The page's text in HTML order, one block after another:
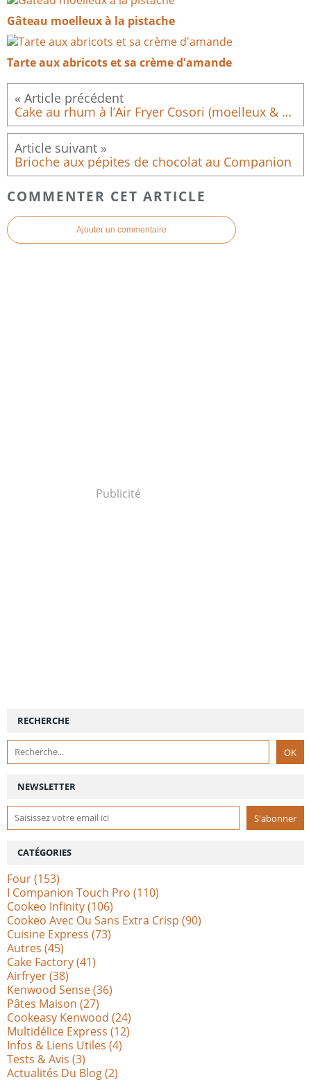
Gâteau moelleux à la pistache
Tarte aux abricots et sa crème d'amande
Cake au rhum à l’Air Fryer Cosori (moelleux & gourmand)
Brioche aux pépites de chocolat au Companion
COMMENTER CET ARTICLE
Ajouter un commentaire
Publicité
NEWSLETTER
RECHERCHE
CATÉGORIES
Four(153)
I Companion Touch Pro (110)
Cookeo Infinity(106)
Cookeo Avec Ou Sans Extra Crisp (90)
Cuisine Express (73)
Autres (45)
Cake Factory(41)
Airfryer(38)
Kenwood Sense(36)
Pâtes Maison (27)
Cookeasy Kenwood (24)
Multidélice Express (12)
Infos & Liens Utiles (4)
Tests & Avis (3)
Actualités Du Blog(2)